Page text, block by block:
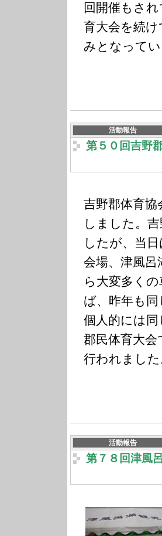
回開催もさ
育大会を続
みとなって
活動報告
第５０回吉野
吉野郡体育協
しました。
したが、当
会場、津風
ら大変多く
ば、昨年も
個人的には
郡民体育大
行われまし
活動報告
第７８回津風